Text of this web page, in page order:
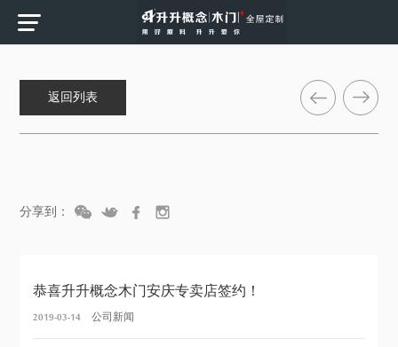
返回列表
分享到：
恭喜升升概念木门安庆专卖店签约！
2019-03-14 公司新闻